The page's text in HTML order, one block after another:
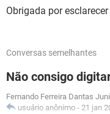
Obrigada por esclarecer
Conversas semelhantes
Não consigo
Fernando Ferreira Dantas
usuário anônimo - 21 jan